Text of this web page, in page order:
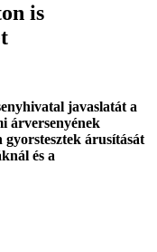
is
javaslatát a
árversenyének
gyorstesztek árusítását
és a